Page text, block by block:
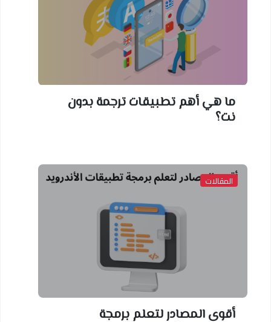
ما هي أهم تطبيقات ترجمة بدون
نت؟
المقالات
أقوى المصادر لتعلم برمجة